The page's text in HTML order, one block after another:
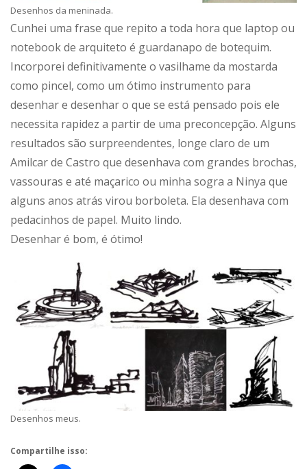
Desenhos da meninada.
Cunhei uma frase que repito a toda hora que laptop ou
notebook de arquiteto é guardanapo de botequim.
Incorporei definitivamente o vasilhame da mostarda
como pincel, como um ótimo instrumento para
desenhar e desenhar o que se está pensado pois ele
necessita rapidez a partir de uma preconcepção. Alguns
resultados são surpreendentes, longe claro de um
Amilcar de Castro que desenhava com grandes brochas,
vassouras e até maçarico ou minha sogra a Ninya que
alguns anos atrás virou borboleta. Ela desenhava com
pedacinhos de papel. Muito lindo.
Desenhar é bom, é ótimo!
Desenhos meus.
Compartilhe isso: